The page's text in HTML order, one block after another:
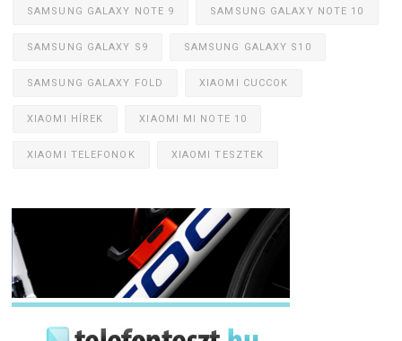
SAMSUNG GALAXY NOTE 9 SAMSUNG GALAXY NOTE 10
SAMSUNG GALAXY S9 SAMSUNG GALAXY S10
SAMSUNG GALAXY FOLD XIAOMI CUCCOK
XIAOMI HÍREK XIAOMI MI NOTE 10
XIAOMI TELEFONOK XIAOMI TESZTEK